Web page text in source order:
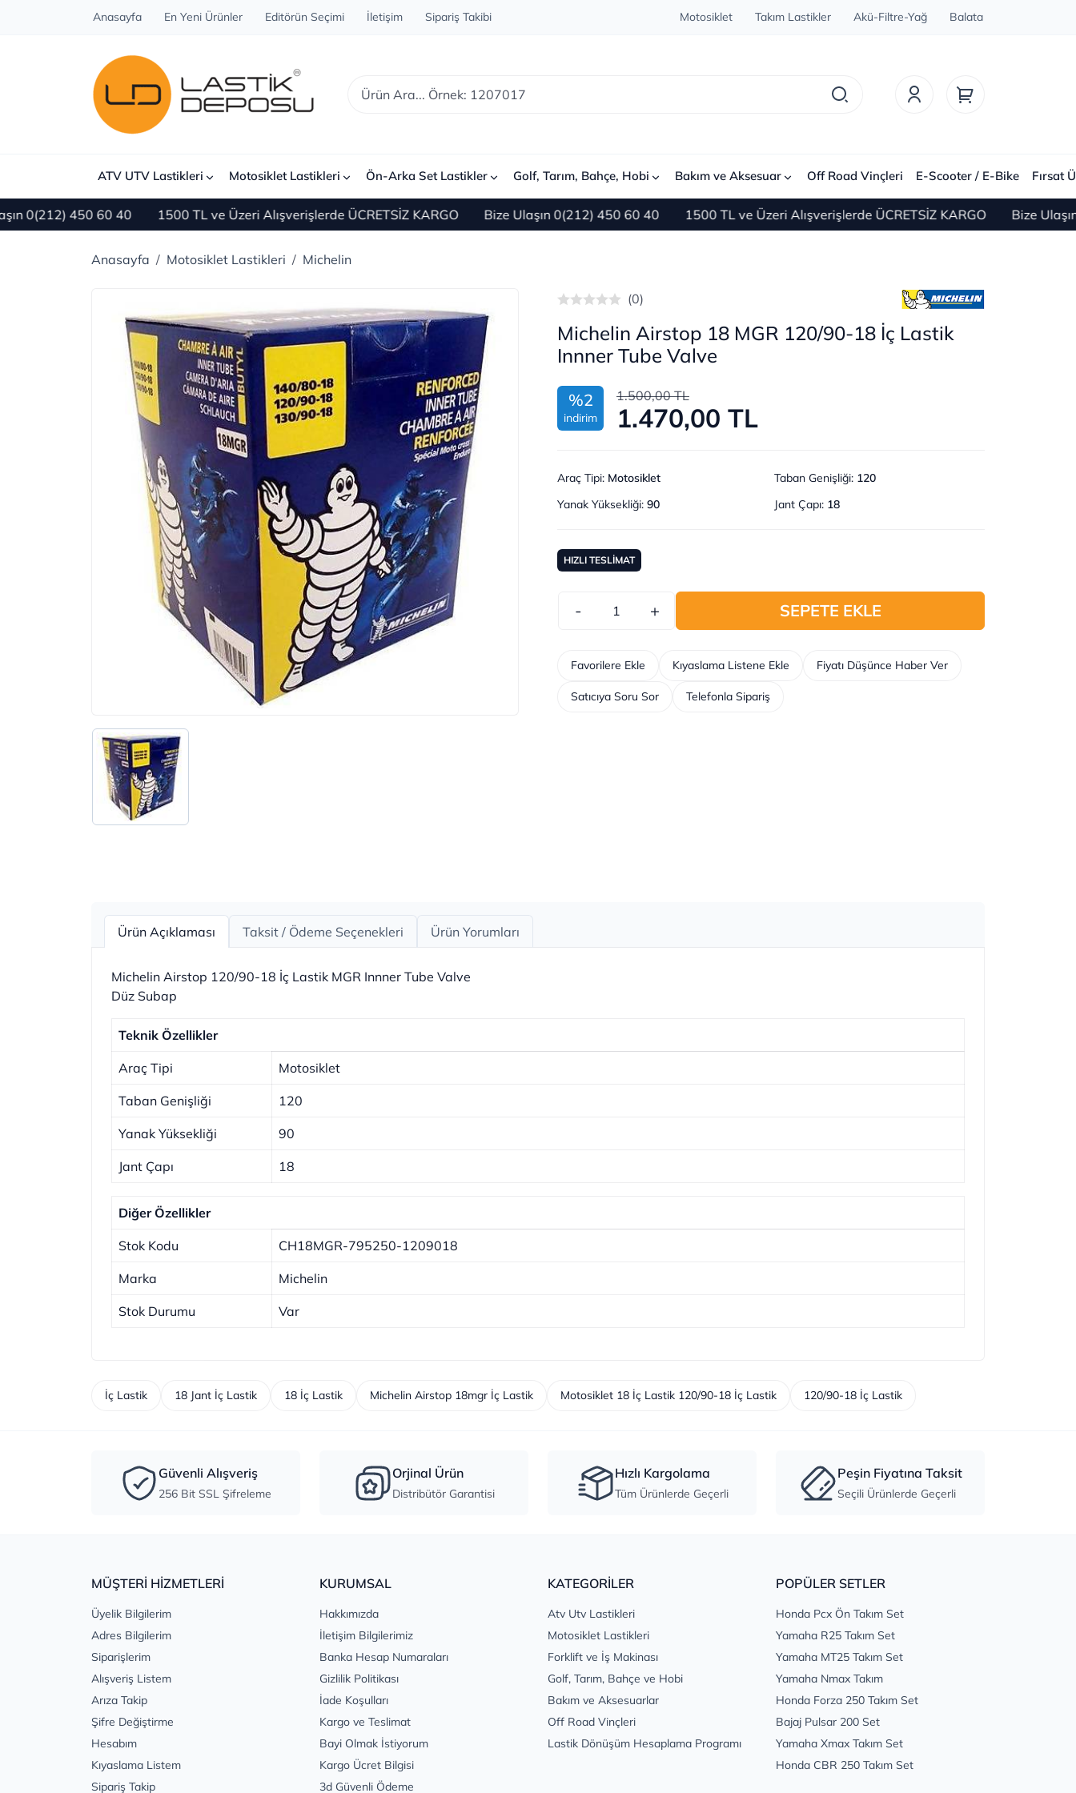
Anasayfa En Yeni Ürünler Editörün Seçimi İletişim Sipariş Takibi Motosiklet Takım Lastikler Akü-Filtre-Yağ Balata
ATV UTV Lastikleri Motosiklet Lastikleri Ön-Arka Set Lastikler Golf, Tarım, Bahçe, Hobi Bakım ve Aksesuar Off Road Vinçleri E-Scooter / E-Bike Fırsat
450 60 40 1500 TL ve Üzeri Alışverişlerde ÜCRETSİZ KARGO Bize Ulaşın 0(212) 450 60 40 1500 TL ve Üzeri Alışverişlerde ÜCRETSİZ KARGO Bize Ulaşın
Anasayfa Motosiklet Lastikleri Michelin
(0)
Michelin Airstop 18 MGR 120/90-18 İç Lastik
Innner Tube Valve
%2
indirim
1.500,00 TL
1.470,00 TL
Araç Tipi: Motosiklet Taban Genişliği: 120
Yanak Yüksekliği: 90 Jant Çapı: 18
HIZLI TESLİMAT
- + SEPETE EKLE
Telefonla Sipariş
Kıyaslama Listene Ekle
Favorilere Ekle Fiyatı Düşünce Haber Ver
Satıcıya Soru Sor
Ürün Açıklaması Taksit / Ödeme Seçenekleri Ürün Yorumları
Michelin Airstop 120/90-18 İç Lastik MGR Innner Tube Valve
Düz Subap
Teknik Özellikler
Araç Tipi Motosiklet
Taban Genişliği 120
Yanak Yüksekliği 90
Jant Çapı 18
Diğer Özellikler
Stok Kodu CH18MGR-795250-1209018
Marka Michelin
Stok Durumu Var
İç Lastik 18 Jant İç Lastik 18 İç Lastik Michelin Airstop 18mgr İç Lastik Motosiklet 18 İç Lastik 120/90-18 İç Lastik 120/90-18 İç Lastik
Güvenli Alışveriş
256 Bit SSL Şifreleme
Orjinal Ürün
Distribütör Garantisi
Hızlı Kargolama
Tüm Ürünlerde Geçerli
Peşin Fiyatına Taksit
Seçili Ürünlerde Geçerli
MÜŞTERİ HİZMETLERİ
Üyelik Bilgilerim
Adres Bilgilerim
Siparişlerim
Alışveriş Listem
Arıza Takip
Şifre Değiştirme
Hesabım
Kıyaslama Listem
Sipariş Takip
KURUMSAL
Hakkımızda
İletişim Bilgilerimiz
Banka Hesap Numaraları
Gizlilik Politikası
İade Koşulları
Kargo ve Teslimat
Bayi Olmak İstiyorum
Kargo Ücret Bilgisi
3d Güvenli Ödeme
KATEGORİLER
Atv Utv Lastikleri
Motosiklet Lastikleri
Forklift ve İş Makinası
Golf, Tarım, Bahçe ve Hobi
Bakım ve Aksesuarlar
Off Road Vinçleri
Lastik Dönüşüm Hesaplama Programı
POPÜLER SETLER
Honda Pcx Ön Takım Set
Yamaha R25 Takım Set
Yamaha MT25 Takım Set
Yamaha Nmax Takım
Honda Forza 250 Takım Set
Bajaj Pulsar 200 Set
Yamaha Xmax Takım Set
Honda CBR 250 Takım Set